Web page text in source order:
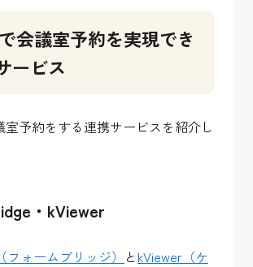
会議室予約を実現でき
ービス
室予約をする連携サービスを紹介し
・kViewer
ォームブリッジ） と kViewer（ケ